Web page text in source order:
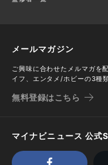
メールマガジン
ご興味に合わせたメルマガを
イフ、エンタメ/ホビーの3種
無料登録はこちら
マイナビニュース 公式